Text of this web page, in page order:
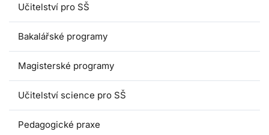
Učitelství pro SŠ
Bakalářské programy
Magisterské programy
Učitelství science pro SŠ
Pedagogické praxe